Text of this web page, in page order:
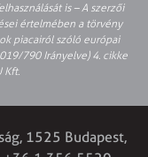
is – A szerzői
értelmében a törvény
piacairól szóló európai
790 Irányelve) 4. cikke
Kft.
1525 Budapest,